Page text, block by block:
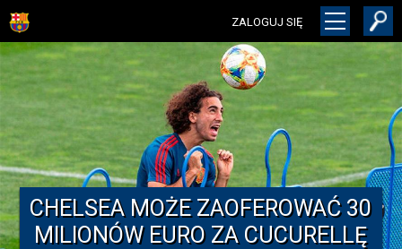
ZALOGUJ SIĘ
CHELSEA MOŻE ZAOFEROWAĆ 30
MILIONÓW EURO ZA CUCURELLĘ